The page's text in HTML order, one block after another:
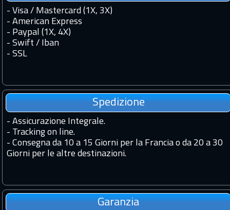
- Visa / Mastercard (1X, 3X)
- American Express
- Paypal (1X, 4X)
- Swift / Iban
- SSL
Spedizione
- Assicurazione Integrale.
- Tracking on line.
- Consegna da 10 a 15 Giorni per la Francia o da 20 a 30
Giorni per le altre destinazioni.
Garanzia